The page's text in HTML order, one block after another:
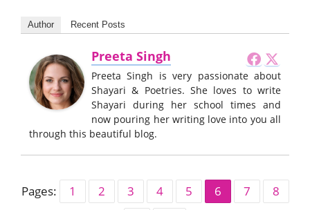
Author Recent Posts
Preeta Singh
Preeta Singh is very passionate about
Shayari & Poetries. She loves to write
Shayari during her school times and
now pouring her writing love into you all
through this beautiful blog.
Pages: 1 2 3 4 5 6 7
8